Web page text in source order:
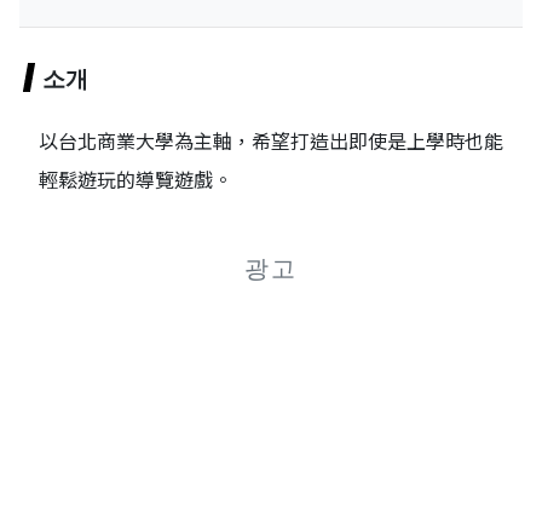
소개
以台北商業大學為主軸，希望打造出即使是上學時也能
輕鬆遊玩的導覽遊戲。
광고